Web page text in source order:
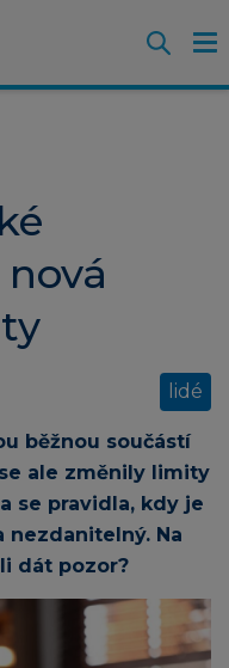
lidé
běžnou součástí
ale změnily limity
se pravidla, kdy je
nezdanitelný. Na
dát pozor?